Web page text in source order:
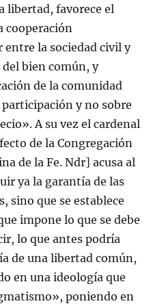
libertad, favorece el
cooperación
la sociedad civil y
bien común, y
de la comunidad
y no sobre
A su vez el cardenal
de la Congregación
de la Fe. Ndr] acusa al
ya la garantía de las
sino que se establece
impone lo que se debe
lo que antes podría
de una libertad común,
en una ideología que
poniendo en